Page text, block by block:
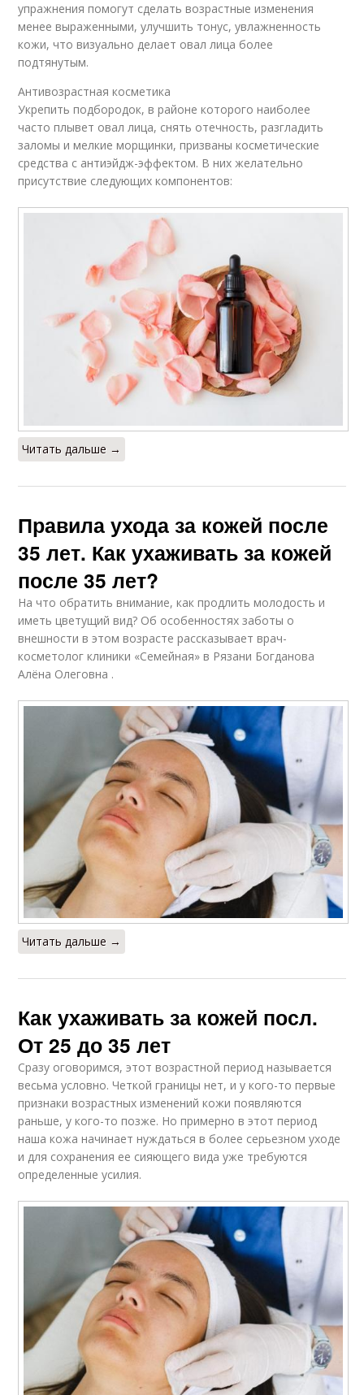
упражнения помогут сделать возрастные изменения
менее выраженными, улучшить тонус, увлажненность
кожи, что визуально делает овал лица более
подтянутым.
Антивозрастная косметика
Укрепить подбородок, в районе которого наиболее
часто плывет овал лица, снять отечность, разгладить
заломы и мелкие морщинки, призваны косметические
средства с антиэйдж-эффектом. В них желательно
присутствие следующих компонентов:
Читать дальше →
Правила ухода за кожей после
35 лет. Как ухаживать за кожей
после 35 лет?
На что обратить внимание, как продлить молодость и
иметь цветущий вид? Об особенностях заботы о
внешности в этом возрасте рассказывает врач-
косметолог клиники «Семейная» в Рязани Богданова
Алёна Олеговна .
Читать дальше →
Как ухаживать за кожей посл.
От 25 до 35 лет
Сразу оговоримся, этот возрастной период называется
весьма условно. Четкой границы нет, и у кого-то первые
признаки возрастных изменений кожи появляются
раньше, у кого-то позже. Но примерно в этот период
наша кожа начинает нуждаться в более серьезном уходе
и для сохранения ее сияющего вида уже требуются
определенные усилия.